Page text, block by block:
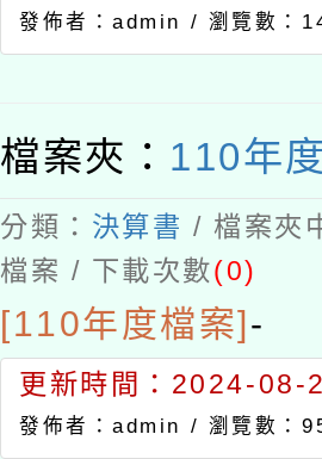
發佈者：admin / 瀏覽數：
檔案夾： 110年
分類： 決算書 / 檔案夾
檔案 / 下載次數(0)
[110年度檔案] -
更新時間：2024-08-
發佈者：admin / 瀏覽數：